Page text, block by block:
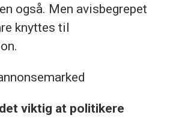
også. Men avisbegrepet
knyttes til
viktig at politikere